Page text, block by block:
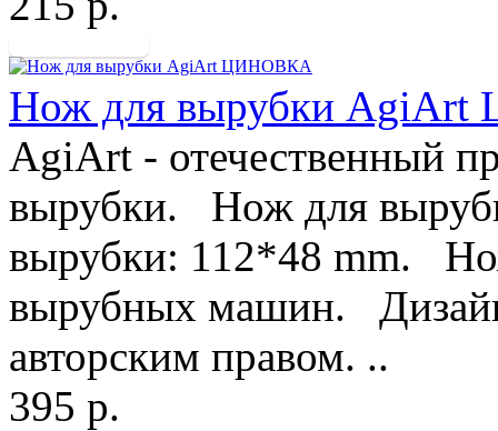
Нож для вырубки
AgiArt - отечественный
вырубки. Нож для
вырубки: 112*48 mm.
вырубных машин.
авторским правом. ..
395 р.